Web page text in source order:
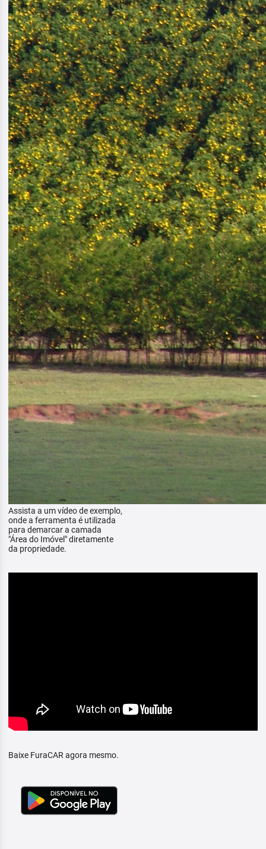
Assista a um vídeo de exemplo,
onde a ferramenta é utilizada
para demarcar a camada
"Área do Imóvel" diretamente
da propriedade.
Baixe FuraCAR agora mesmo.